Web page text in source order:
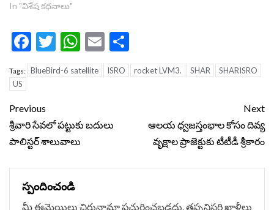
In "విశేష కథనాలు"
Facebook
Twitter
WhatsApp
Email
Tags: BlueBird-6 satellite ISRO rocket LVM3. SHAR
SHARISRO
US
Continue
Reading
Previous
శ్రీవారి సేవలో పట్టుకు బదులు
పాలిస్టర్‌ శాలువాలు
Next
ఆలయ ధ్వజస్తంభాల కోసం దివ్య
వృక్షాల ప్రాజెక్టుకు టీటీడీ శ్రీకారం
స్పందించండి
మీ ఈమెయిలు చిరునామా ప్రచురించబడదు.తప్పనిసరి ఖాళీలు